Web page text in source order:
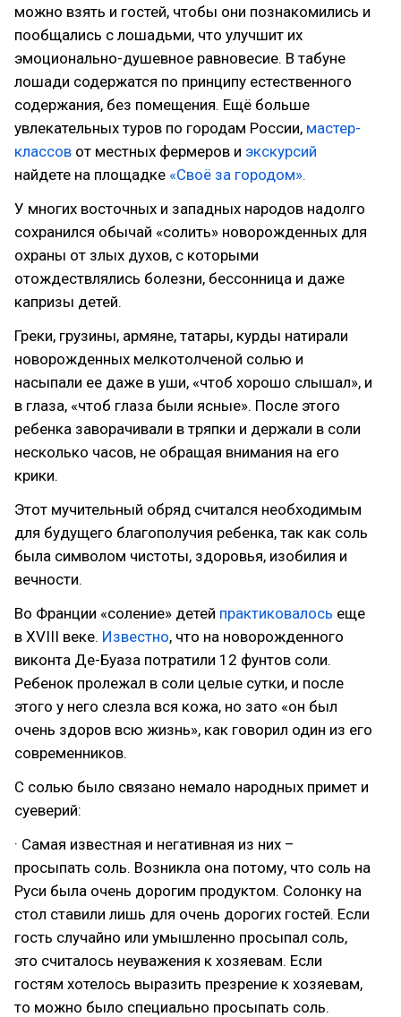
можно взять и гостей, чтобы они познакомились и
пообщались с лошадьми, что улучшит их
эмоционально-душевное равновесие. В табуне
лошади содержатся по принципу естественного
содержания, без помещения. Ещё больше
увлекательных туров по городам России, мастер-
классов от местных фермеров и экскурсий
найдете на площадке «Своё за городом».
У многих восточных и западных народов надолго
сохранился обычай «солить» новорожденных для
охраны от злых духов, с которыми
отождествлялись болезни, бессонница и даже
капризы детей.
Греки, грузины, армяне, татары, курды натирали
новорожденных мелкотолченой солью и
насыпали ее даже в уши, «чтоб хорошо слышал», и
в глаза, «чтоб глаза были ясные». После этого
ребенка заворачивали в тряпки и держали в соли
несколько часов, не обращая внимания на его
крики.
Этот мучительный обряд считался необходимым
для будущего благополучия ребенка, так как соль
была символом чистоты, здоровья, изобилия и
вечности.
Во Франции «соление» детей практиковалось еще
в XVIII веке. Известно, что на новорожденного
виконта Де-Буаза потратили 12 фунтов соли.
Ребенок пролежал в соли целые сутки, и после
этого у него слезла вся кожа, но зато «он был
очень здоров всю жизнь», как говорил один из его
современников.
С солью было связано немало народных примет и
суеверий:
· Самая известная и негативная из них –
просыпать соль. Возникла она потому, что соль на
Руси была очень дорогим продуктом. Солонку на
стол ставили лишь для очень дорогих гостей. Если
гость случайно или умышленно просыпал соль,
это считалось неуважения к хозяевам. Если
гостям хотелось выразить презрение к хозяевам,
то можно было специально просыпать соль.